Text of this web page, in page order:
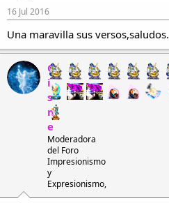
16 Jul 2016
Una maravilla sus versos,saludos.
C
i
s
n
e
Moderadora
del Foro
Impresionismo
y
Expresionismo,